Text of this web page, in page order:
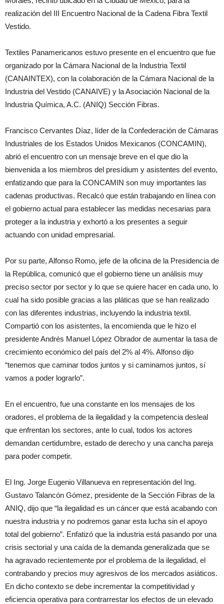
realización del III Encuentro Nacional de la Cadena Fibra Textil
Vestido.
Textiles Panamericanos estuvo presente en el encuentro que fue
organizado por la Cámara Nacional de la Industria Textil
(CANAINTEX), con la colaboración de la Cámara Nacional de la
Industria del Vestido (CANAIVE) y la Asociación Nacional de la
Industria Química, A.C. (ANIQ) Sección Fibras.
Francisco Cervantes Díaz, líder de la Confederación de Cámaras
Industriales de los Estados Unidos Mexicanos (CONCAMIN),
abrió el encuentro con un mensaje breve en el que dio la
bienvenida a los miembros del presídium y asistentes del evento,
enfatizando que para la CONCAMIN son muy importantes las
cadenas productivas. Recalcó que están trabajando en línea con
el gobierno actual para establecer las medidas necesarias para
proteger a la industria y exhortó a los presentes a seguir
actuando con unidad empresarial.
Por su parte, Alfonso Romo, jefe de la oficina de la Presidencia de
la República, comunicó que el gobierno tiene un análisis muy
preciso sector por sector y lo que se quiere hacer en cada uno, lo
cual ha sido posible gracias a las pláticas que se han realizado
con las diferentes industrias, incluyendo la industria textil.
Compartió con los asistentes, la encomienda que le hizo el
presidente Andrés Manuel López Obrador de aumentar la tasa de
crecimiento económico del país del 2% al 4%. Alfonso dijo
“tenemos que caminar todos juntos y si caminamos juntos, sí
vamos a poder lograrlo”.
En el encuentro, fue una constante en los mensajes de los
oradores, el problema de la ilegalidad y la competencia desleal
que enfrentan los sectores, ante lo cual, todos los actores
demandan certidumbre, estado de derecho y una cancha pareja
para poder competir.
El Ing. Jorge Eugenio Villanueva en representación del Ing.
Gustavo Talancón Gómez, presidente de la Sección Fibras de la
ANIQ, dijo que “la ilegalidad es un cáncer que está acabando con
nuestra industria y no podremos ganar esta lucha sin el apoyo
total del gobierno”. Enfatizó que la industria está pasando por una
crisis sectorial y una caída de la demanda generalizada que se
ha agravado recientemente por el problema de la ilegalidad, el
contrabando y precios muy agresivos de los mercados asiáticos.
En dicho contexto se debe incrementar la competitividad y
eficiencia operativa para contrarrestar los efectos de un elevado